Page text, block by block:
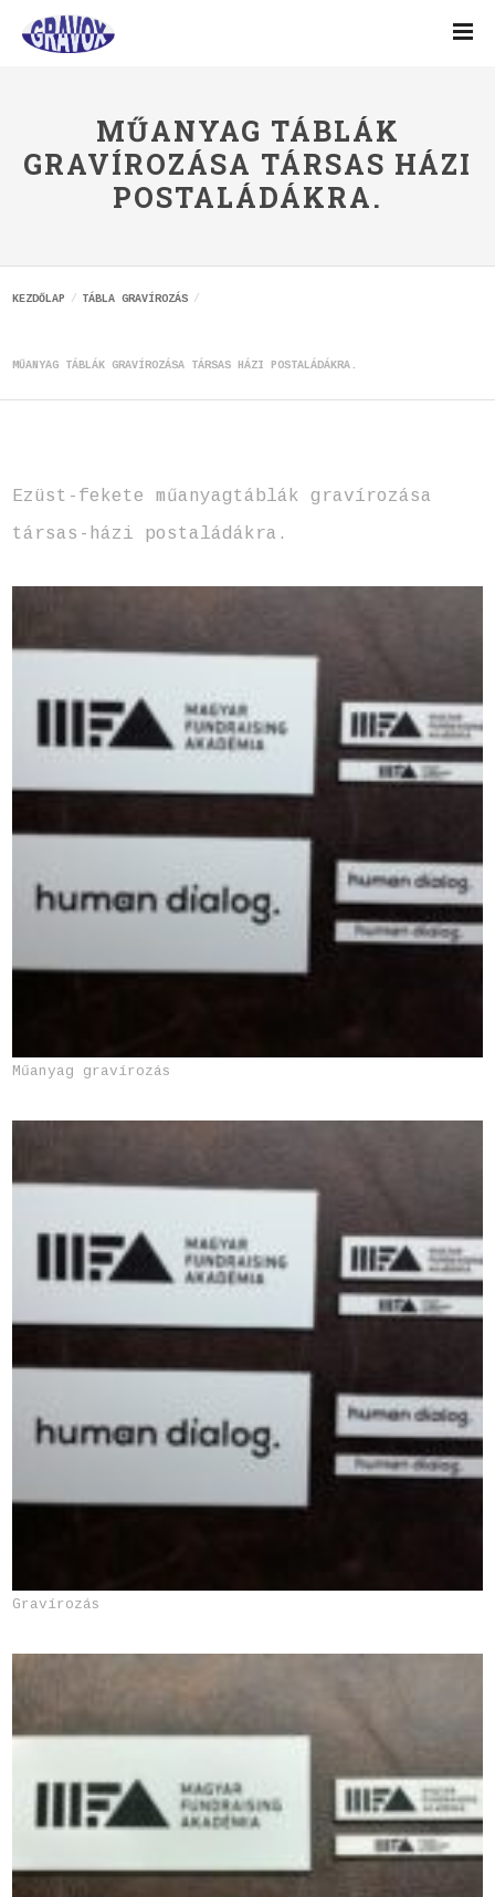
MŰANYAG TÁBLÁK
GRAVÍROZÁSA TÁRSAS HÁZI
POSTALÁDÁKRA.
KEZDŐLAP TÁBLA GRAVÍROZÁS
MŰANYAG TÁBLÁK GRAVÍROZÁSA TÁRSAS HÁZI POSTALÁDÁKRA.
Ezüst-fekete műanyagtáblák gravírozása
társas-házi postaládákra.
Műanyag gravírozás
Gravírozás